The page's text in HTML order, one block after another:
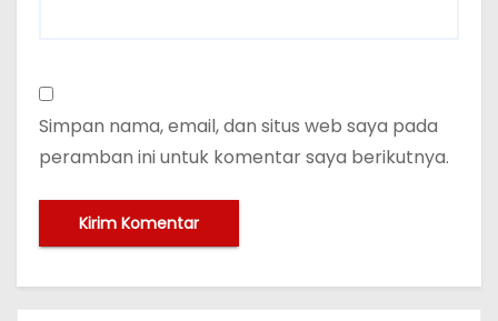
Simpan nama, email, dan situs web saya pada
peramban ini untuk komentar saya berikutnya.